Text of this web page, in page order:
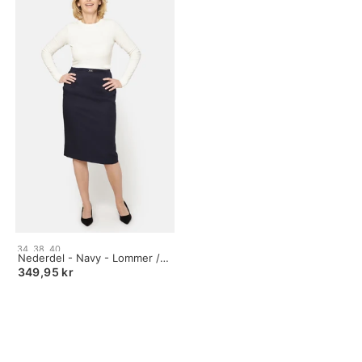
Nederdel - Navy - Lommer /
Spænde / Elastik i Taljen
349,95 kr
Size:
34
selected
34 38 40